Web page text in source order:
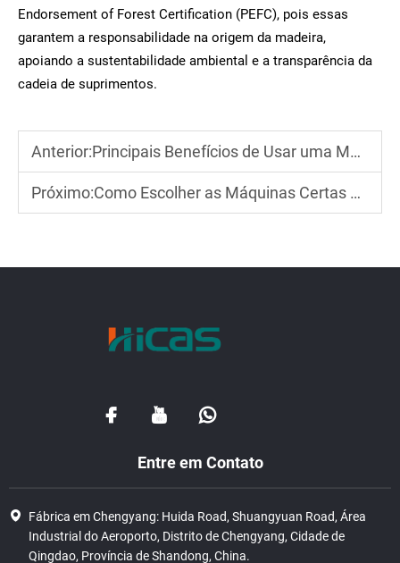
Endorsement of Forest Certification (PEFC), pois essas
garantem a responsabilidade na origem da madeira,
apoiando a sustentabilidade ambiental e a transparência da
cadeia de suprimentos.
Anterior:Principais Benefícios de Usar uma Máquina Automatizada de Fabricação de Paletes de Madeira em Armazéns Modernos
Próximo:Como Escolher as Máquinas Certas de Pregagem, Corte e Empilhamento de Paletes
Entre em Contato
Fábrica em Chengyang: Huida Road, Shuangyuan Road, Área
Industrial do Aeroporto, Distrito de Chengyang, Cidade de
Qingdao, Província de Shandong, China.